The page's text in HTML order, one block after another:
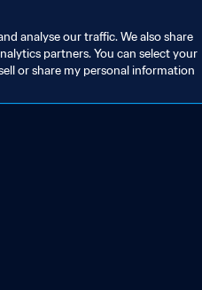
analyse our traffic. We also share
partners. You can select your
or share my personal information